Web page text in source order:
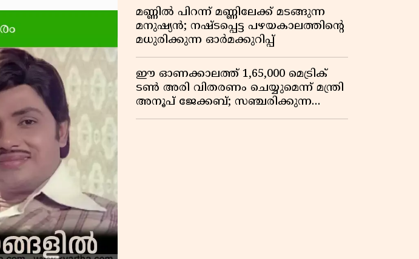
മണ്ണിൽ പിറന്ന് മണ്ണിലേക്ക് മടങ്ങുന്ന
മനുഷ്യൻ; നഷ്ടപ്പെട്ട പഴയകാലത്തിൻ്റെ
മധുരിക്കുന്ന ഓർമക്കുറിപ്പ്
ഈ ഓണക്കാലത്ത് 1,65,000 മെട്രിക്
ടൺ അരി വിതരണം ചെയ്യുമെന്ന് മന്ത്രി
അനൂപ് ജേക്കബ്; സഞ്ചരിക്കുന്ന
റേഷൻ കടകൾക്ക് തുടക്കം